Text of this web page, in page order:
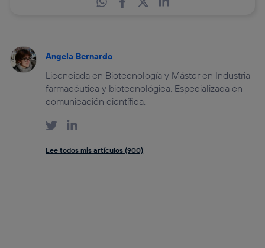
Angela Bernardo
Licenciada en Biotecnología y Máster en Industria
farmacéutica y biotecnológica. Especializada en
comunicación científica.
Lee todos mis artículos (900)